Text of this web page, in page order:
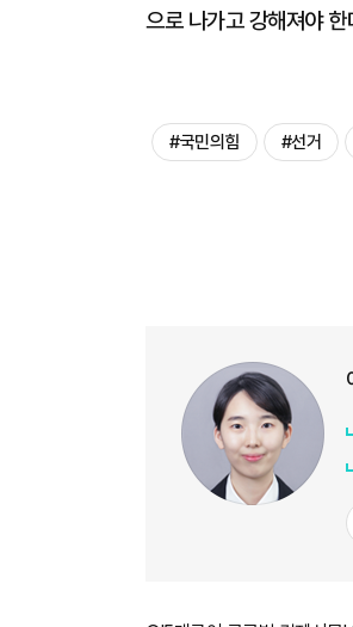
으로 나가고 강해져야
#국민의힘 #선거